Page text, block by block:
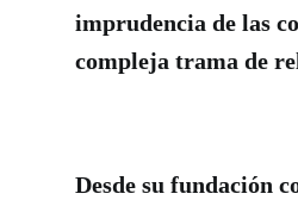
imprudencia de las
compleja trama de
Desde su fundación